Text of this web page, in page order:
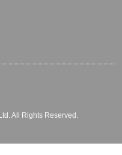
All Rights Reserved.